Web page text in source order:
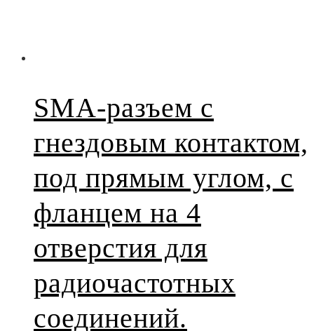
SMA-разъем с
гнездовым контактом,
под прямым углом, с
фланцем на 4
отверстия для
радиочастотных
соединений.